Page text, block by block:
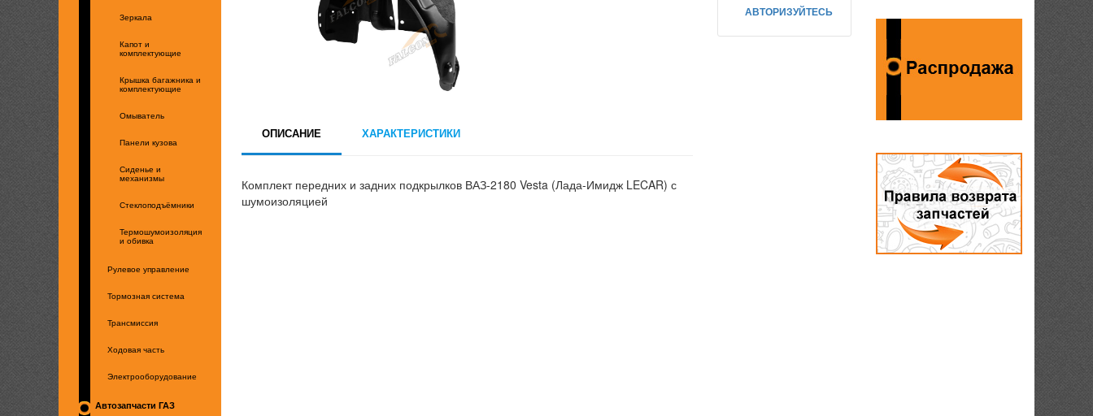
Зеркала
Капот и
комплектующие
Крышка багажника и
комплектующие
Омыватель
Панели кузова
Сиденье и
механизмы
Стеклоподъёмники
Термошумоизоляция
и обивка
Рулевое управление
Тормозная система
Трансмиссия
Ходовая часть
Электрооборудование
Автозапчасти ГАЗ
АВТОРИЗУЙТЕСЬ
ОПИСАНИЕ ХАРАКТЕРИСТИКИ
Комплект передних и задних подкрылков ВАЗ-2180 Vesta (Лада-Имидж LECAR) с
шумоизоляцией